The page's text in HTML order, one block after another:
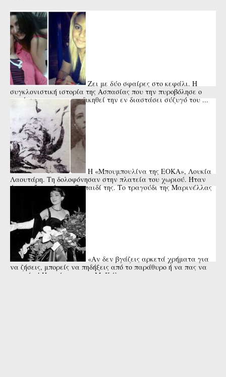
Ζει με δύο σφαίρες στο κεφάλι. Η
συγκλονιστική ιστορία της Ασπασίας που την πυροβόλησε ο
πατέρας της για να εκδικηθεί την εν διαστάσει σύζυγό του ...
Η «Μπουμπουλίνα της ΕΟΚΑ», Λουκία
Λαουτάρη. Τη δολοφόνησαν στην πλατεία του χωριού. Ήταν
έγκυος 5 μηνών στο 7ο παιδί της. Το τραγούδι της Μαρινέλλας
«Αν δεν βγάζεις αρκετά χρήματα για
να ζήσεις, μπορείς να πηδήξεις από το παράθυρο ή να πας να
πνιγείς»! Η απάντηση της Μ. Κάλας στη ...